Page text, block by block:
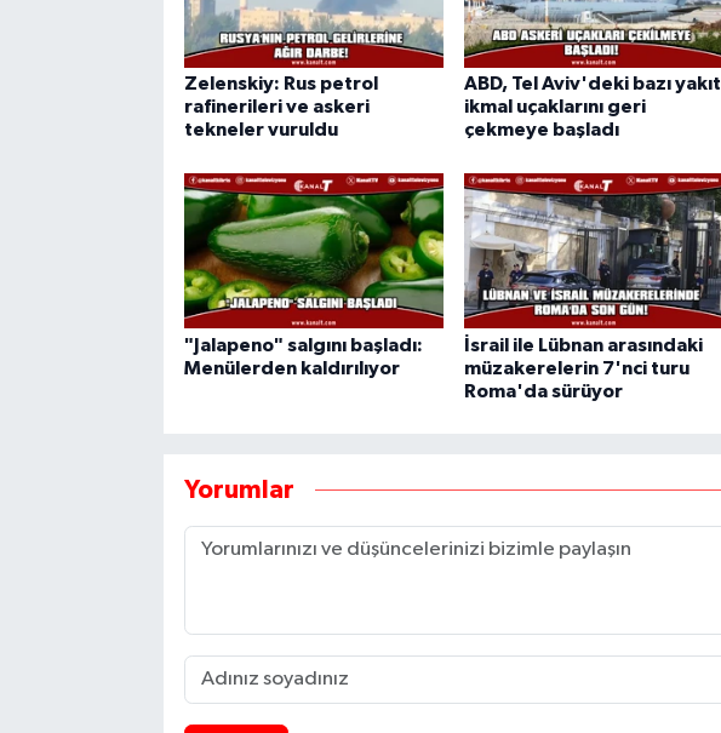
Zelenskiy: Rus petrol
rafinerileri ve askeri
tekneler vuruldu
ABD, Tel Aviv'deki bazı yakıt
ikmal uçaklarını geri
çekmeye başladı
"Jalapeno" salgını başladı:
Menülerden kaldırılıyor
İsrail ile Lübnan arasındaki
müzakerelerin 7'nci turu
Roma'da sürüyor
Yorumlar